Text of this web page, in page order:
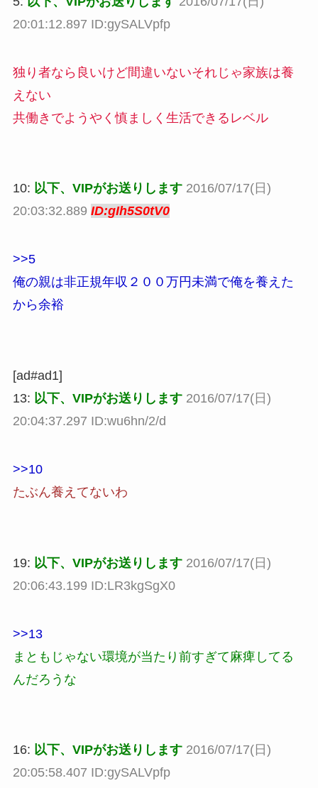
20:01:12.897 ID:gySALVpfp
独り者なら良いけど間違いないそれじゃ家族は養
えない
共働きでようやく慎ましく生活できるレベル
10: 以下、VIPがお送りします 2016/07/17(日)
20:03:32.889 ID:gIh5S0tV0
>>5
俺の親は非正規年収２００万円未満で俺を養えた
から余裕
[ad#ad1]
13: 以下、VIPがお送りします 2016/07/17(日)
20:04:37.297 ID:wu6hn/2/d
>>10
たぶん養えてないわ
19: 以下、VIPがお送りします 2016/07/17(日)
20:06:43.199 ID:LR3kgSgX0
>>13
まともじゃない環境が当たり前すぎて麻痺してる
んだろうな
16: 以下、VIPがお送りします 2016/07/17(日)
20:05:58.407 ID:gySALVpfp